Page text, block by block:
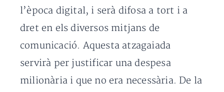
l’època digital, i serà difosa a tort i a
dret en els diversos mitjans de
comunicació. Aquesta atzagaiada
servirà per justificar una despesa
milionària i que no era necessària. De la